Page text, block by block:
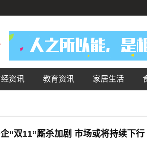
资讯 教育资讯 家居生活
“双11”厮杀加剧 市场或将持续下行